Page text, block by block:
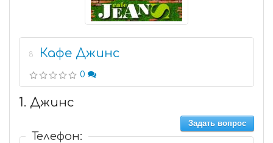
8 Кафе Джинс
0
1. Джинс
Задать вопрос
Телефон: